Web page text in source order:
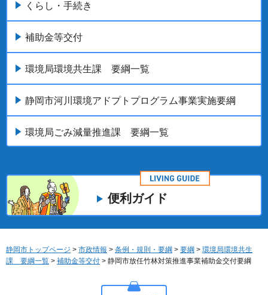
くらし・手続き
補助金等交付
環境局環境共生課 要綱一覧
静岡市河川環境アドプトプログラム事業実施要綱
環境局ごみ減量推進課 要綱一覧
便利ガイド
静岡市トップページ > 市政情報 > 条例・規則・要綱 > 要綱 > 環境局環境共生
課 要綱一覧 > 補助金等交付 > 静岡市放任竹林対策推進事業補助金交付要綱